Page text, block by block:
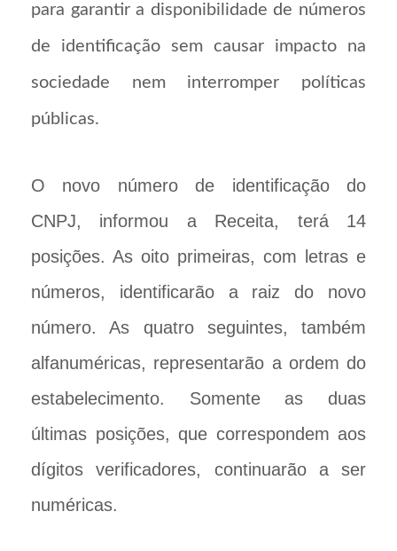
para garantir a disponibilidade de números
de identificação sem causar impacto na
sociedade nem interromper políticas
públicas.
O novo número de identificação do
CNPJ, informou a Receita, terá 14
posições. As oito primeiras, com letras e
números, identificarão a raiz do novo
número. As quatro seguintes, também
alfanuméricas, representarão a ordem do
estabelecimento. Somente as duas
últimas posições, que correspondem aos
dígitos verificadores, continuarão a ser
numéricas.